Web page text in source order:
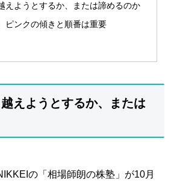
えようとするか、または諦めるのか
ピンクの傾きと順番は重要
えようとするか、または
の「相場師朗の株塾」が10月